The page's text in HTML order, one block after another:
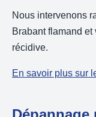
Nous intervenons
Brabant flamand
récidive.
En savoir plus sur